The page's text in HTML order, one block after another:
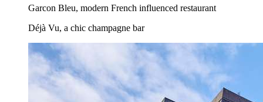
Garcon Bleu, modern French influenced restaurant
Déjà Vu, a chic champagne bar